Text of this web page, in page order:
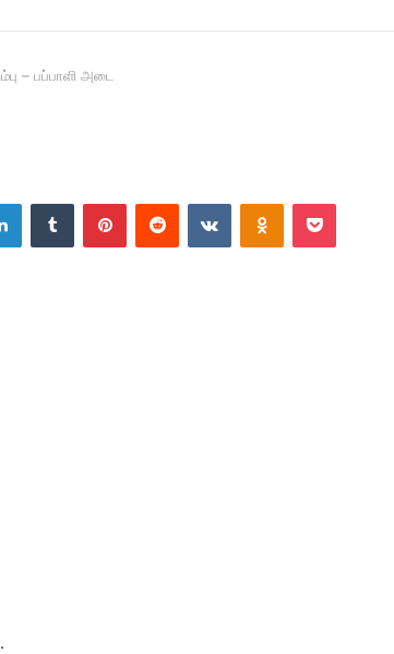
– பப்பாளி அடை
LinkedInTumblr PinterestReddit VKontakteOdnoklassniki
Pocket